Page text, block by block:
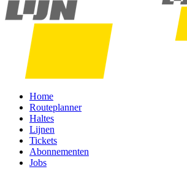
Home
Routeplanner
Haltes
Lijnen
Tickets
Abonnementen
Jobs